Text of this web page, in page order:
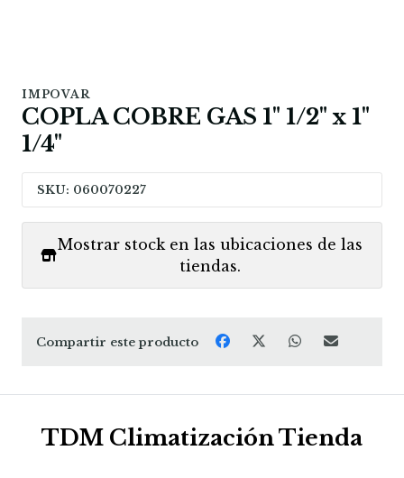
IMPOVAR
COPLA COBRE GAS 1" 1/2" x 1"
1/4"
SKU: 060070227
Mostrar stock en las ubicaciones de las
tiendas.
Compartir este producto
TDM Climatización Tienda